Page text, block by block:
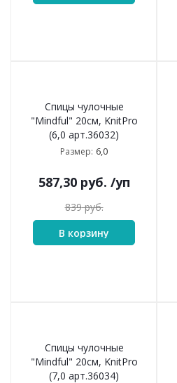
Спицы чулочные
"Mindful" 20см, KnitPro
(6,0 арт.36032)
Размер: 6,0
587,30руб. /уп
839руб.
В корзину
Спицы чулочные
"Mindful" 20см, KnitPro
(7,0 арт.36034)